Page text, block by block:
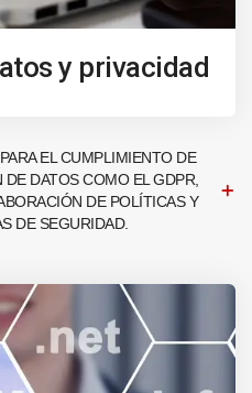
y privacidad
EL CUMPLIMIENTO DE
DATOS COMO EL GDPR,
DE POLÍTICAS Y
DE SEGURIDAD.